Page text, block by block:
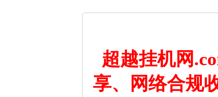
超越挂机网
享、网络合规